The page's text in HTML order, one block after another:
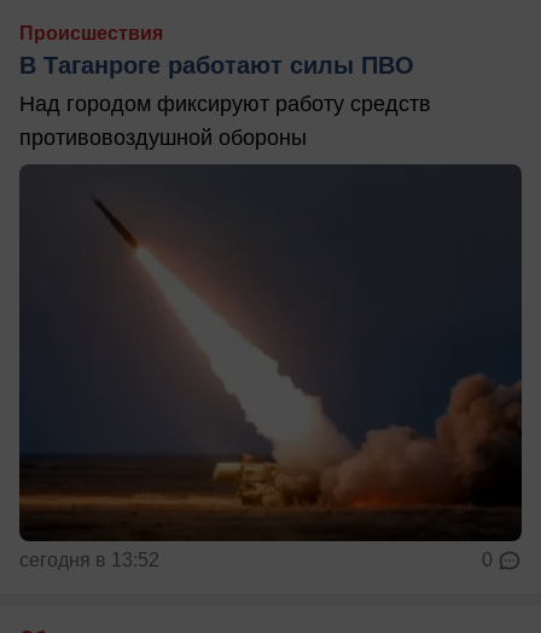
Происшествия
В Таганроге работают силы ПВО
Над городом фиксируют работу средств
противовоздушной обороны
сегодня в 13:52 0